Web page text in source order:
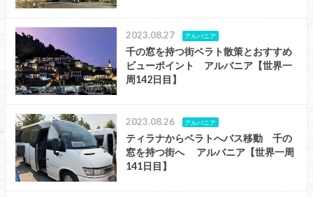
2023.08.27 アルバニア
千の窓を持つ街ベラト散策とおすすめ
ビューポイント アルバニア【世界一
周142日目】
2023.08.26 アルバニア
ティラナからベラトへバス移動 千の
窓を持つ街へ アルバニア【世界一周
141日目】